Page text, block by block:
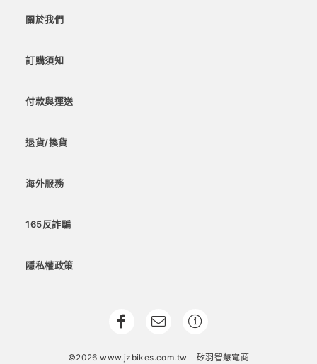
關於我們
訂購須知
付款與運送
退貨/換貨
海外服務
165反詐騙
隱私權政策
©2026 www.jzbikes.com.tw 矽羽智慧電商